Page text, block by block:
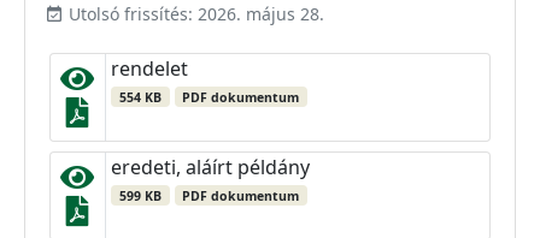
event_available Utolsó frissítés: 2026. május 28.
rendelet
554 KB PDF dokumentum
eredeti, aláírt példány
599 KB PDF dokumentum